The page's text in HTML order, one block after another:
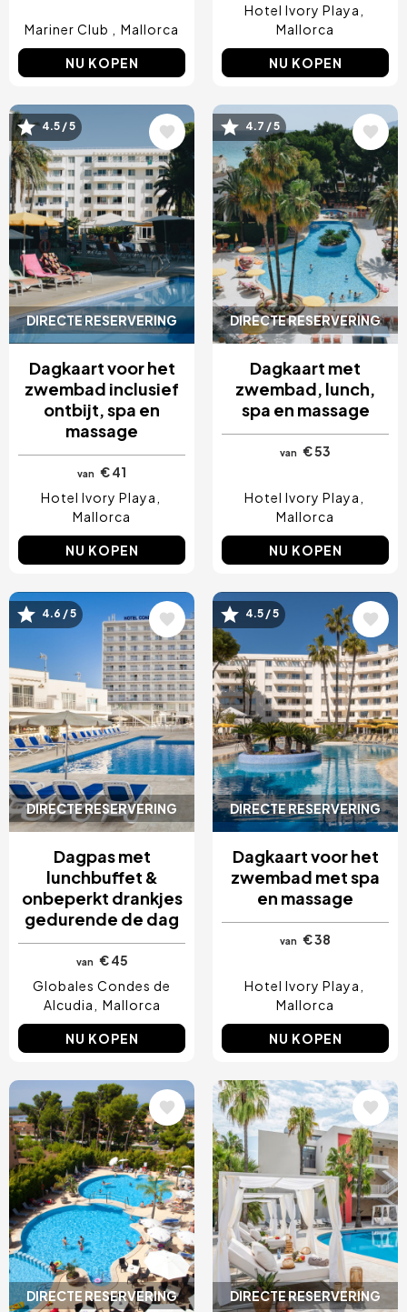
Mariner Club Mallorca
NU KOPEN
Hotel Ivory Playa
Mallorca
NU KOPEN
DIRECTE RESERVERING
Afbeelding
4.5 / 5
Dagkaart voor het
zwembad inclusief
ontbijt, spa en
massage
van
€ 41
Hotel Ivory Playa
Mallorca
NU KOPEN
DIRECTE RESERVERING
Afbeelding
4.7 / 5
Dagkaart met
zwembad, lunch,
spa en massage
van € 53
Hotel Ivory Playa
Mallorca
NU KOPEN
DIRECTE RESERVERING
Afbeelding
4.6 / 5
Dagpas met
lunchbuffet &
onbeperkt drankjes
gedurende de dag
van € 45
Globales Condes de
Alcudia
Mallorca
NU KOPEN
DIRECTE RESERVERING
Afbeelding
4.5 / 5
Dagkaart voor het
zwembad met spa
en massage
van € 38
Hotel Ivory Playa
Mallorca
NU KOPEN
DIRECTE RESERVERING
Afbeelding
DIRECTE RESERVERING
Afbeelding